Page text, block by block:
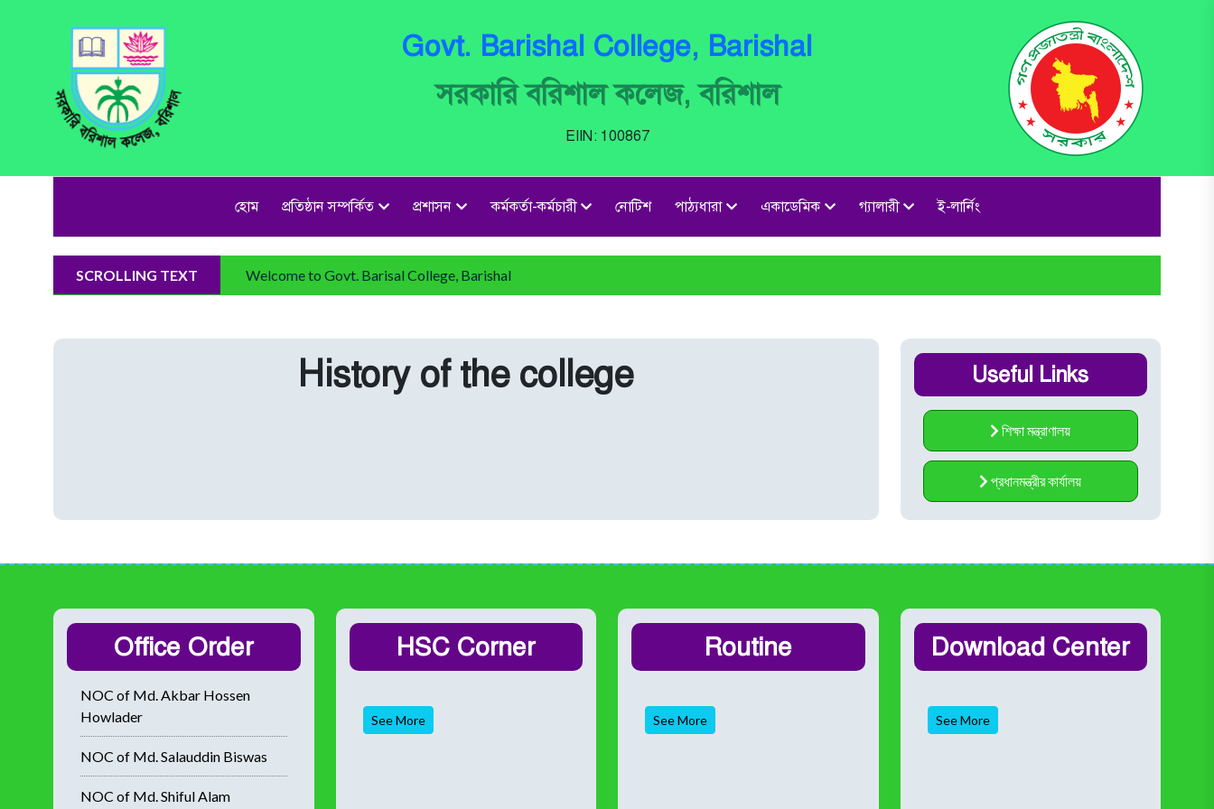
Govt. Barishal College, Barishal
সরকারি বরিশাল কলেজ, বরিশাল
EIIN: 100867
হোম প্রতিষ্ঠান সম্পর্কিত প্রশাসন কর্মকর্তা-কর্মচারী নোটিশ পাঠ্যধারা একাডেমিক গ্যালারী ই-লার্নিং
SCROLLING TEXT Welcome to Govt. Barisal College, Barishal
History of the college Useful Links
শিক্ষা মন্ত্রাণালয়
প্রধানমন্ত্রীর কার্যালয়
Office Order
NOC of Md. Akbar Hossen
Howlader
NOC of Md. Salauddin Biswas
NOC of Md. Shiful Alam
HSC Corner
See More
Routine
See More
Download Center
See More